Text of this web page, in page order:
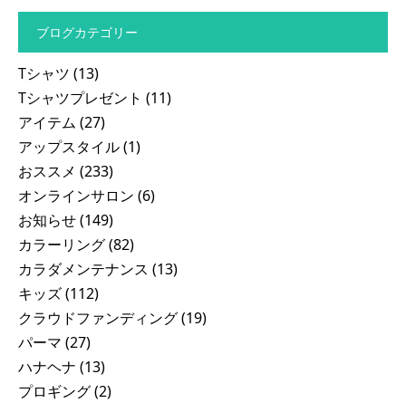
ブログカテゴリー
Tシャツ (13)
Tシャツプレゼント (11)
アイテム (27)
アップスタイル(1)
おススメ (233)
オンラインサロン (6)
お知らせ(149)
カラーリング(82)
カラダメンテナンス (13)
キッズ(112)
クラウドファンディング(19)
パーマ (27)
ハナヘナ (13)
プロギング(2)